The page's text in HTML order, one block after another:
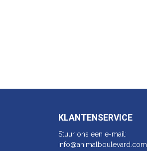
KLANTENSERVICE
Stuur ons een e-mail:
info@animalbo​ulevard.com